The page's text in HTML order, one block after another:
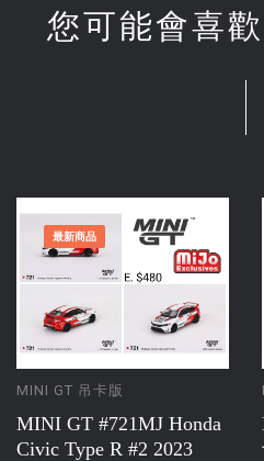
您可能會喜
最新商品
MINI GT 吊卡版
MINI GT #721MJ Honda
Civic Type R #2 2023